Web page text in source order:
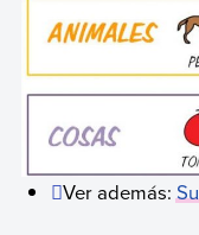
Ver además: